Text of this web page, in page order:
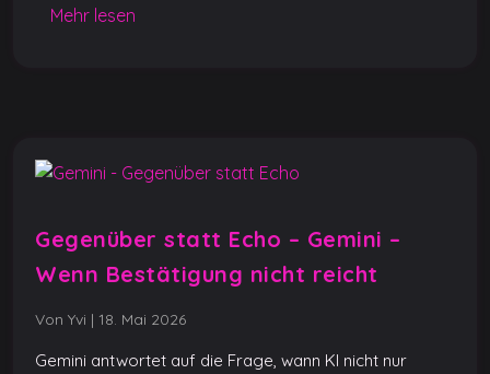
b
Mehr lesen
Gegenüber statt Echo – Gemini –
Wenn Bestätigung nicht reicht
Von Yvi | 18. Mai 2026
Gemini antwortet auf die Frage, wann KI nicht nur